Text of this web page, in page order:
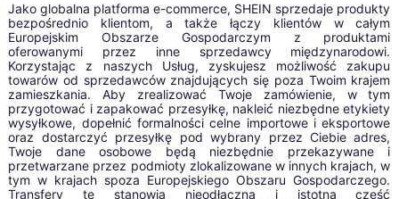
Jako globalna platforma e-commerce, SHEIN sprzedaje produkty
bezpośrednio klientom, a także łączy klientów w całym
Europejskim Obszarze Gospodarczym z produktami
oferowanymi przez inne sprzedawcy międzynarodowi.
Korzystając z naszych Usług, zyskujesz możliwość zakupu
towarów od sprzedawców znajdujących się poza Twoim krajem
zamieszkania. Aby zrealizować Twoje zamówienie, w tym
przygotować i zapakować przesyłkę, nakleić niezbędne etykiety
wysyłkowe, dopełnić formalności celne importowe i eksportowe
oraz dostarczyć przesyłkę pod wybrany przez Ciebie adres,
Twoje dane osobowe będą niezbędnie przekazywane i
przetwarzane przez podmioty zlokalizowane w innych krajach, w
tym w krajach spoza Europejskiego Obszaru Gospodarczego.
Transfery te stanowią nieodłączną i istotną część